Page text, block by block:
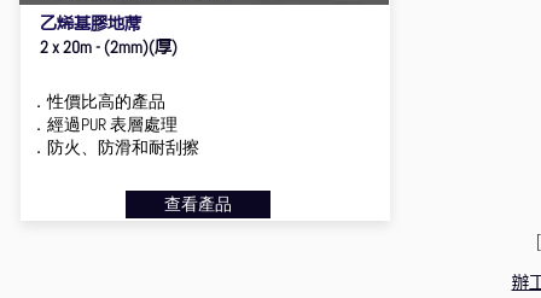
乙烯基膠地蓆
2 x 20m - (2mm)(厚)
．性價比高的產品
．經過PUR 表層處理
．防火、防滑和耐刮擦
查看產品
辦